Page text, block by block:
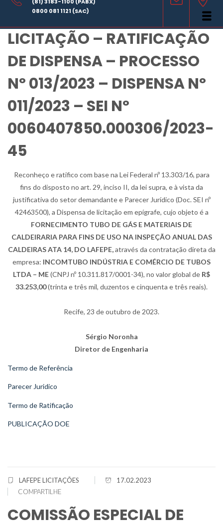
(81) 3183-1100 (PABX)
0800 081 1121 (SAC)
COMISSÃO ESPECIAL DE
LICITAÇÃO – RATIFICAÇÃO
DE DISPENSA – PROCESSO
Nº 013/2023 – DISPENSA Nº
011/2023 – SEI Nº
0060407850.000306/2023-
45
Reconheço e ratifico com base na Lei Federal nº 13.303/16, para
fins do disposto no art. 29, inciso II, da lei supra, e à vista da
justificativa do setor demandante e Parecer Jurídico (Doc. SEI nº
42463500), a Dispensa de licitação em epígrafe, cujo objeto é a
FORNECIMENTO TUBO DE GÁS E MATERIAIS DE
CALDEIRARIA PARA FINS DE USO NA INSPEÇÃO ANUAL DAS
CALDEIRAS ATA 14, DO LAFEPE,através da contratação direta da
empresa: INCOMTUBO INDÚSTRIA E COMÉRCIO DE TUBOS
LTDA – ME(CNPJ nº 10.311.817/0001-34), no valor global de R$
33.253,00(trinta e três mil, duzentos e cinquenta e três reais).
Recife, 23 de outubro de 2023.
Sérgio Noronha
Diretor de Engenharia
Termo de Referência
Parecer Juridico
Termo de Ratificação
PUBLICAÇÃO DOE
LAFEPELICITAÇÕES
17.02.2023
COMPARTILHE
COMISSÃO ESPECIAL DE